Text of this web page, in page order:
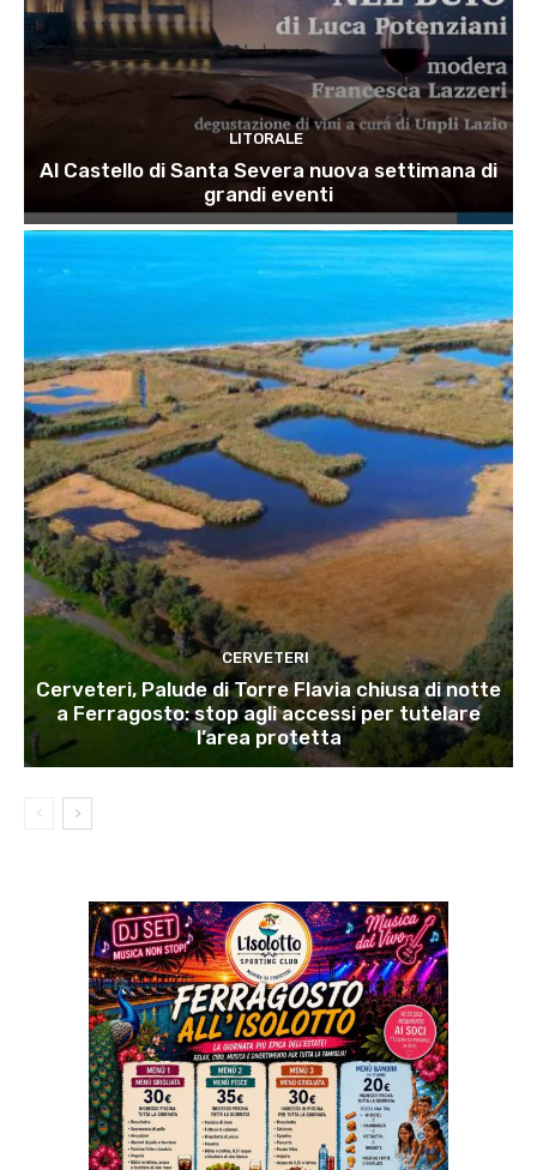
LITORALE
Al Castello di Santa Severa nuova settimana di
grandi eventi
CERVETERI
Cerveteri, Palude di Torre Flavia chiusa di notte
a Ferragosto: stop agli accessi per tutelare
l’area protetta